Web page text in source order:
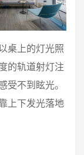
桌上的灯光照
的轨道射灯注
受不到眩光。
上下发光落地